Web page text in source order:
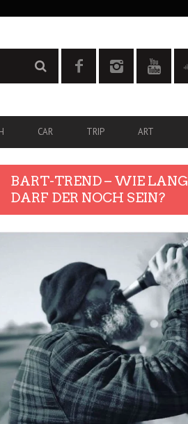
CAR TRIP ART
BART-TREND – WIE LANG
DARF DER NOCH SEIN?